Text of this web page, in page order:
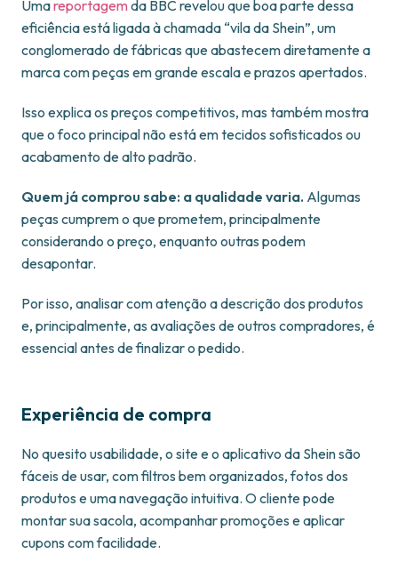
Umareportagemda BBC revelou que boa parte dessa
eficiência está ligada à chamada “vila da Shein”, um
conglomerado de fábricas que abastecem diretamente a
marca com peças em grande escala e prazos apertados.
Isso explica os preços competitivos, mas também mostra
que o foco principal não está em tecidos sofisticados ou
acabamento de alto padrão.
Quem já comprou sabe: a qualidade varia. Algumas
peças cumprem o que prometem, principalmente
considerando o preço, enquanto outras podem
desapontar.
Por isso, analisar com atenção a descrição dos produtos
e, principalmente, as avaliações de outros compradores, é
essencial antes de finalizar o pedido.
Experiência de compra
No quesito usabilidade, o site e o aplicativo da Shein são
fáceis de usar, com filtros bem organizados, fotos dos
produtos e uma navegação intuitiva. O cliente pode
montar sua sacola, acompanhar promoções e aplicar
cupons com facilidade.